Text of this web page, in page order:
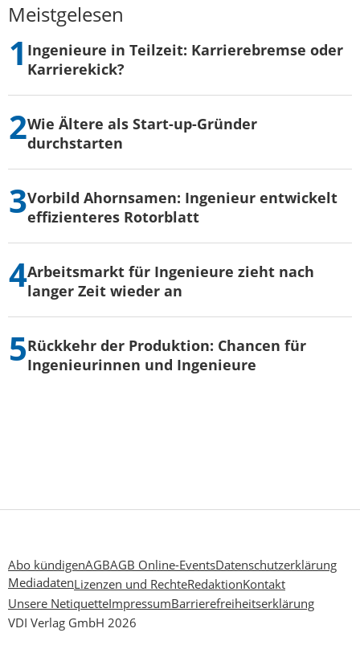
Meistgelesen
Ingenieure in Teilzeit: Karrierebremse oder
Karrierekick?
Wie Ältere als Start-up-Gründer
durchstarten
Vorbild Ahornsamen: Ingenieur entwickelt
effizienteres Rotorblatt
Arbeitsmarkt für Ingenieure zieht nach
langer Zeit wieder an
Rückkehr der Produktion: Chancen für
Ingenieurinnen und Ingenieure
Abo kündigenAGBAGB Online-EventsDatenschutzerklärung
MediadatenLizenzen und RechteRedaktionKontakt
Unsere NetiquetteImpressumBarrierefreiheitserklärung
VDI Verlag GmbH 2026